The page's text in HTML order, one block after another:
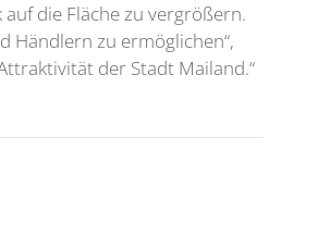
die Fläche zu vergrößern.
Händlern zu ermöglichen“,
der Stadt Mailand.“